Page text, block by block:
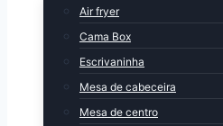
Air fryer
Cama Box
Escrivaninha
Mesa de cabeceira
Mesa de centro